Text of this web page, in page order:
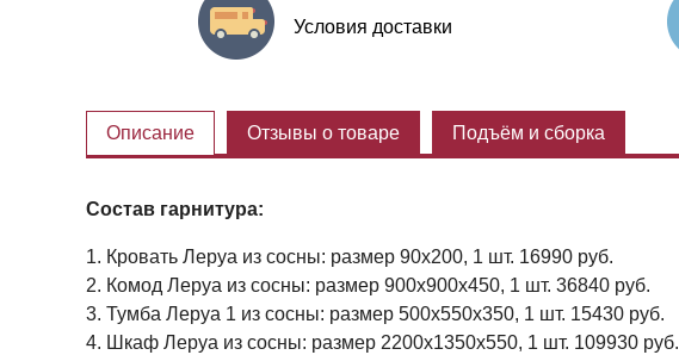
Условия доставки
Описание Отзывы о товаре Подъём и сборка
Состав гарнитура:
1. Кровать Леруа из сосны: размер 90x200, 1 шт. 16990 руб.
2. Комод Леруа из сосны: размер 900x900x450, 1 шт. 36840 руб.
3. Тумба Леруа 1 из сосны: размер 500x550x350, 1 шт. 15430 руб.
4. Шкаф Леруа из сосны: размер 2200x1350x550, 1 шт. 109930 руб.